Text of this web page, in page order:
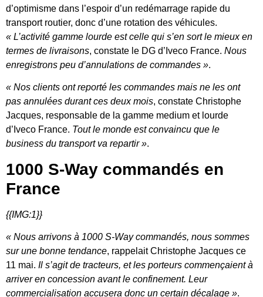
d’optimisme dans l’espoir d’un redémarrage rapide du
transport routier, donc d’une rotation des véhicules.
« L’activité gamme lourde est celle qui s’en sort le mieux en
termes de livraisons, constate le DG d’Iveco France. Nous
enregistrons peu d’annulations de commandes ».
« Nos clients ont reporté les commandes mais ne les ont
pas annulées durant ces deux mois, constate Christophe
Jacques, responsable de la gamme medium et lourde
d’Iveco France. Tout le monde est convaincu que le
business du transport va repartir ».
1000 S-Way commandés en
France
{{IMG:1}}
« Nous arrivons à 1000 S-Way commandés, nous sommes
sur une bonne tendance, rappelait Christophe Jacques ce
11 mai. Il s’agit de tracteurs, et les porteurs commençaient à
arriver en concession avant le confinement. Leur
commercialisation accusera donc un certain décalage ».